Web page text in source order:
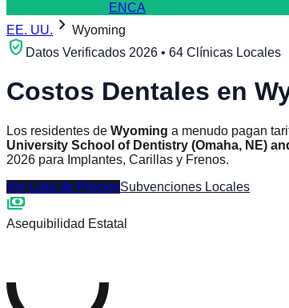
ENCA
EE. UU. chevron_right Wyoming
verified_user Datos Verificados 2026 • 64 Clínicas Locales
Costos Dentales en
Los residentes de Wyoming a menudo pagan
University School of Dentistry (Omaha, NE)
2026 para Implantes, Carillas y Frenos.
Ver Lista de PreciosSubvenciones Locales
payments
Asequibilidad Estatal